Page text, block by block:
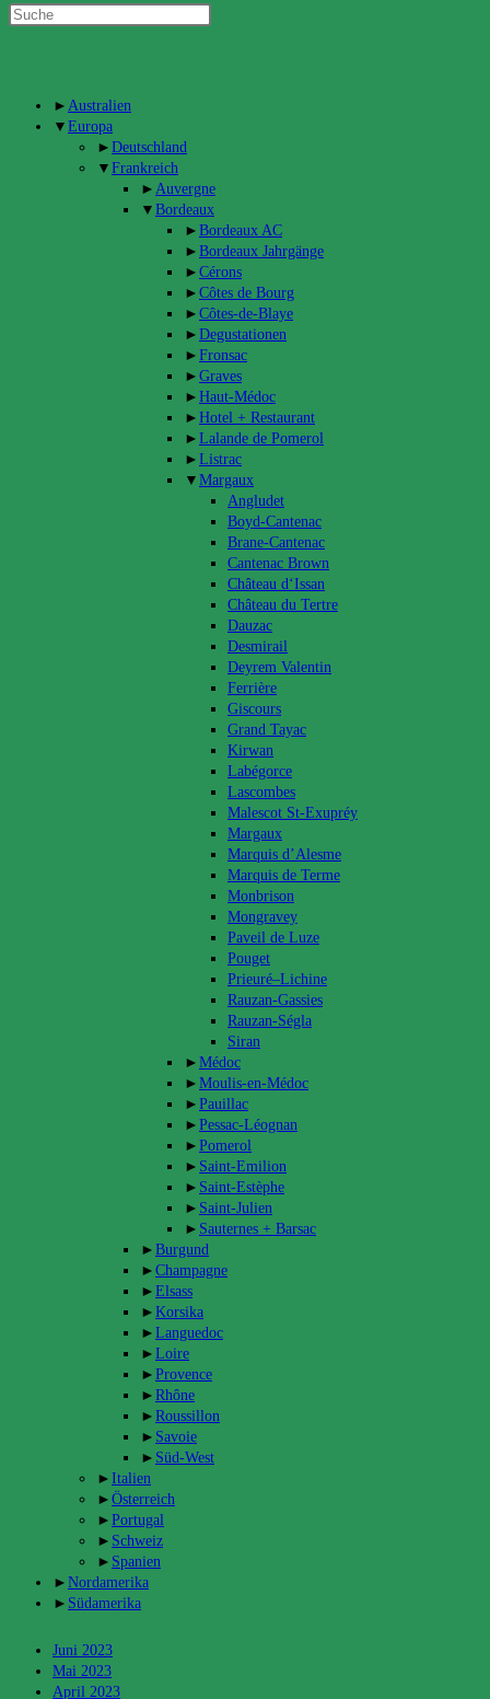
► Australien
▼ Europa
► Deutschland
▼ Frankreich
► Auvergne
▼ Bordeaux
► Bordeaux AC
► Bordeaux Jahrgänge
► Cérons
► Côtes de Bourg
► Côtes-de-Blaye
► Degustationen
► Fronsac
► Graves
► Haut-Médoc
► Hotel + Restaurant
► Lalande de Pomerol
► Listrac
▼ Margaux
Angludet
Boyd-Cantenac
Brane-Cantenac
Cantenac Brown
Château d‘Issan
Château du Tertre
Dauzac
Desmirail
Deyrem Valentin
Ferrière
Giscours
Grand Tayac
Kirwan
Labégorce
Lascombes
Malescot St-Exupréy
Margaux
Marquis d’Alesme
Marquis de Terme
Monbrison
Mongravey
Paveil de Luze
Pouget
Prieuré–Lichine
Rauzan-Gassies
Rauzan-Ségla
Siran
► Médoc
► Moulis-en-Médoc
► Pauillac
► Pessac-Léognan
► Pomerol
► Saint-Emilion
► Saint-Estèphe
► Saint-Julien
► Sauternes + Barsac
► Burgund
► Champagne
► Elsass
► Korsika
► Languedoc
► Loire
► Provence
► Rhône
► Roussillon
► Savoie
► Süd-West
► Italien
► Österreich
► Portugal
► Schweiz
► Spanien
► Nordamerika
► Südamerika
Juni 2023
Mai 2023
April 2023